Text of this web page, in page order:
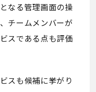
なる管理画面の操
チームメンバーが
スである点も評価
スも候補に挙がり